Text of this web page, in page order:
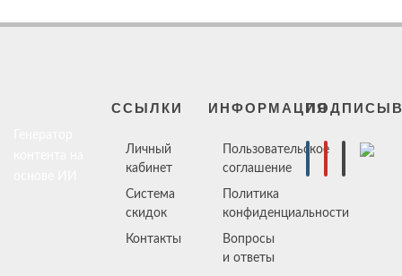
ССЫЛКИ
Личный
кабинет
Система
скидок
Контакты
ИНФОРМАЦИЯ
Пользовательское
соглашение
Политика
конфиденциальности
Вопросы
и ответы